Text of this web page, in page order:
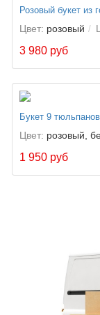
Розовый букет из
Цвет: розовый
3 980 руб
Букет 9 тюльпанов
Цвет: розовый,
1 950 руб